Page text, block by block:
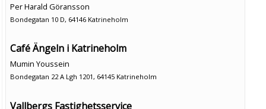
Per Harald Göransson
Bondegatan 10 D, 64146 Katrineholm
Café Ängeln i Katrineholm
Mumin Youssein
Bondegatan 22 A Lgh 1201, 64145 Katrineholm
Vallbergs Fastighetsservice